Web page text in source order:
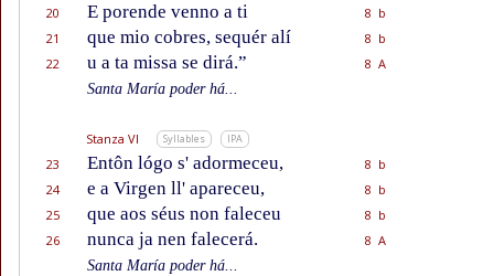
20
E porende venno a ti
8 b
21
que mio cobres, sequér alí
8 b
22
u a ta missa se dirá.”
8 A
Santa María poder há...
Stanza VI Syllables IPA
23 Entôn lógo s' adormeceu,
8 b
24
e a Virgen ll' apareceu,
8 b
25
que aos séus non faleceu
8 b
26
nunca ja nen falecerá.
8 A
Santa María poder há...